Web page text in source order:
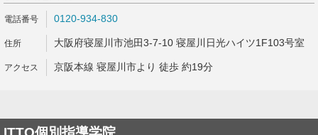
0120-934-830
大阪府寝屋川市池田3-7-10 寝屋川日光ハイツ1F103号室
京阪本線 寝屋川市より 徒歩 約19分